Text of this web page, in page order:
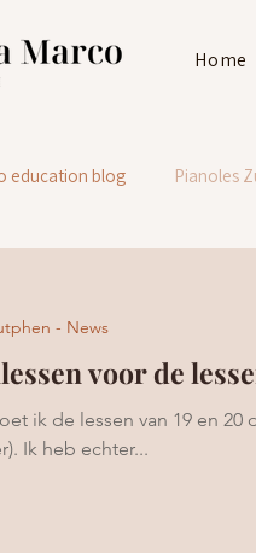
Home
education blog Pianoles
voor de
ik de lessen van 19 en
Ik heb echter...
- News